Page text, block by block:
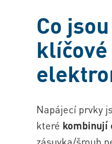
Co
Napájecí prvky
které kombinují